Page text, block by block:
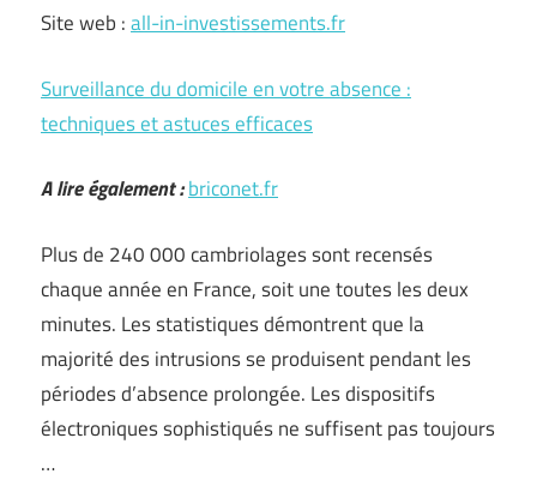
Site web :all-in-investissements.fr
Surveillance du domicile en votre absence :
techniques et astuces efficaces
A lire également :briconet.fr
Plus de 240 000 cambriolages sont recensés
chaque année en France, soit une toutes les deux
minutes. Les statistiques démontrent que la
majorité des intrusions se produisent pendant les
périodes d’absence prolongée. Les dispositifs
électroniques sophistiqués ne suffisent pas toujours
…